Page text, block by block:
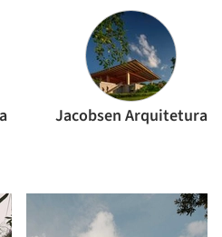
Jacobsen Arquitetura